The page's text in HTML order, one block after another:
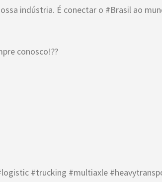
indústria. É conectar o #Brasil ao
conosco!??
#trucking #multiaxle